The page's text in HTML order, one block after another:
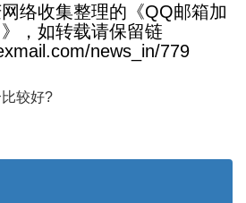
络收集整理的《QQ邮箱加
，如转载请保留链
news_in/779
较好?